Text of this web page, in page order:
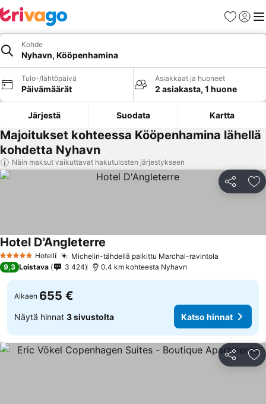
Suosikit
Kohde
Nyhavn, Kööpenhamina
Tulo-/lähtöpäivä
Päivämäärät
Asiakkaat ja huoneet
2 asiakasta, 1 huone
Järjestä Suodata Kartta
Majoitukset kohteessa Kööpenhamina lähellä
kohdetta Nyhavn
Näin maksut vaikuttavat hakutulosten järjestykseen
Jaa
5 Tähtiluokitus
Hotelli Michelin-tähdellä palkittu Marchal-ravintola
Hotel D'Angleterre
9,3 Loistava 3 424 0.4 km kohteesta Nyhavn
Alkaen 655 €
Näytä hinnat 3 sivustolta Katso hinnat
Jaa